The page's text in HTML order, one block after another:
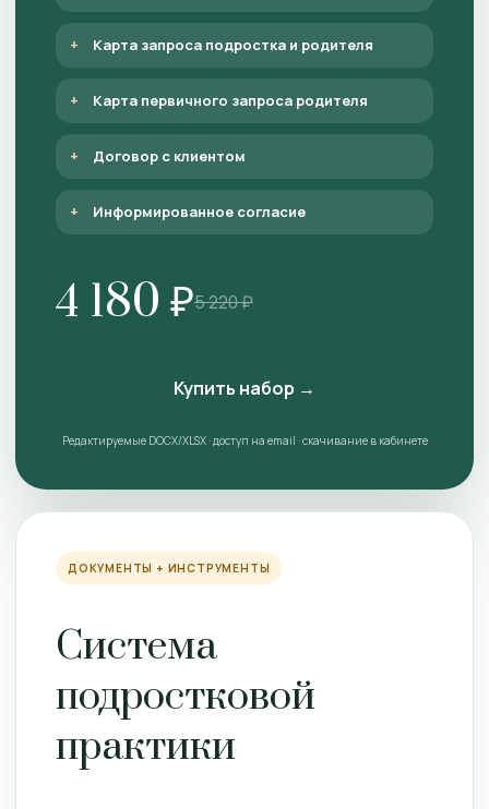
Карта запроса подростка и родителя
Карта первичного запроса родителя
Договор с клиентом
Информированное согласие
4 180 ₽5 220 ₽
Купить набор →
Редактируемые DOCX/XLSX · доступ на email · скачивание в кабинете
ДОКУМЕНТЫ + ИНСТРУМЕНТЫ
Система
подростковой
практики